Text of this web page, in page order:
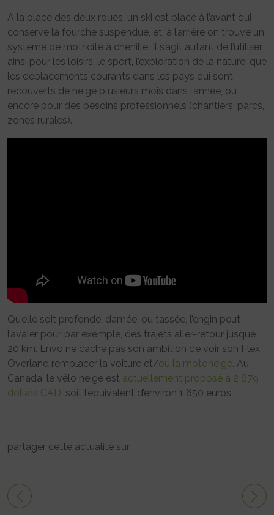
A la place des deux roues, un ski est placé à l’avant qui
conserve la fourche suspendue, et, à l’arrière on trouve un
système de motricité à chenille. Il s’agit autant de l’utiliser
ainsi pour les loisirs, le sport, l’exploration de la nature, que
les déplacements courants dans les pays qui sont
recouverts de neige plusieurs mois dans l’année, ou
encore pour des besoins professionnels (chantiers, parcs,
zones rurales).
Qu’elle soit profonde, damée, ou tassée, l’engin peut
l’avaler pour, par exemple, des trajets aller-retour jusque
20 km. Envo ne cache pas son ambition de voir son Flex
Overland remplacer la voiture et/ou la motoneige. Au
Canada, le vélo neige est actuellement proposé à 2 679
dollars CAD, soit l’équivalent d’environ 1 650 euros.
partager cette actualité sur :